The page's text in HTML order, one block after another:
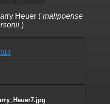
Heuer ( malipoense
)